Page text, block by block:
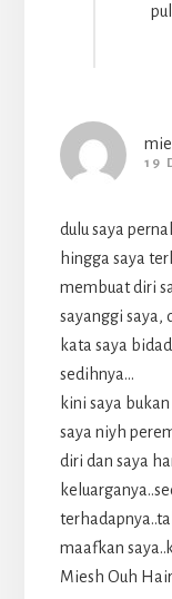
19
dulu saya
hingga saya
membuat diri
sayanggi saya,
kata saya
sedihnya…
kini saya
saya niyh
diri dan saya
maafkan
Miesh Ouh